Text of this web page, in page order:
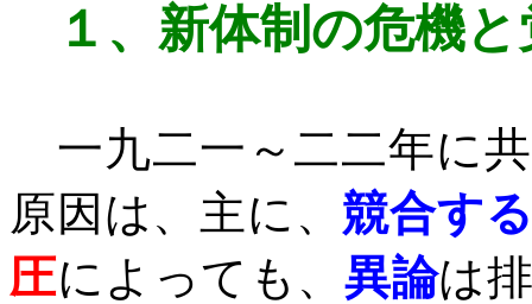
１、 新体制の危機
一九二一～二二年に
原因は、主に、 競合す
圧によっても、 異論は